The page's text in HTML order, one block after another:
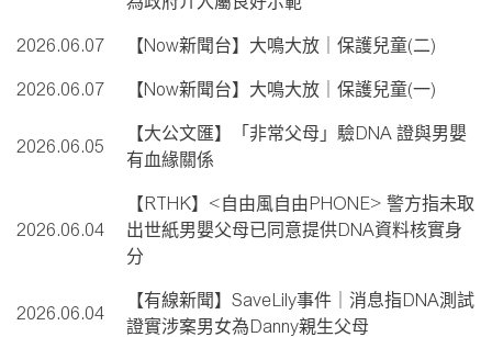
2026.06.07 【Now新聞台】大鳴大放｜保護兒童(二)
2026.06.07 【Now新聞台】大鳴大放｜保護兒童(一)
2026.06.05
【大公文匯】「非常父母」驗DNA 證與男嬰
有血緣關係
2026.06.04
【RTHK】<自由風自由PHONE> 警方指未取
出世紙男嬰父母已同意提供DNA資料核實身
分
2026.06.04
【有線新聞】SaveLily事件｜消息指DNA測試
證實涉案男女為Danny親生父母